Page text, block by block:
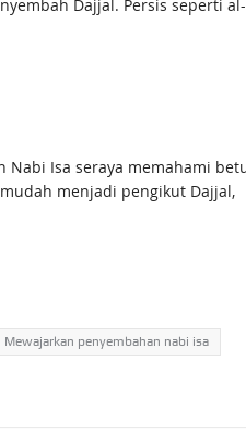
Dajjal. Persis seperti al-
menjadi pengikut Dajjal,
Mewajarkan penyembahan nabi isa